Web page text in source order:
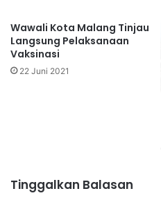
Wawali Kota Malang Tinjau
Langsung Pelaksanaan
Vaksinasi
22 Juni 2021
Tinggalkan Balasan